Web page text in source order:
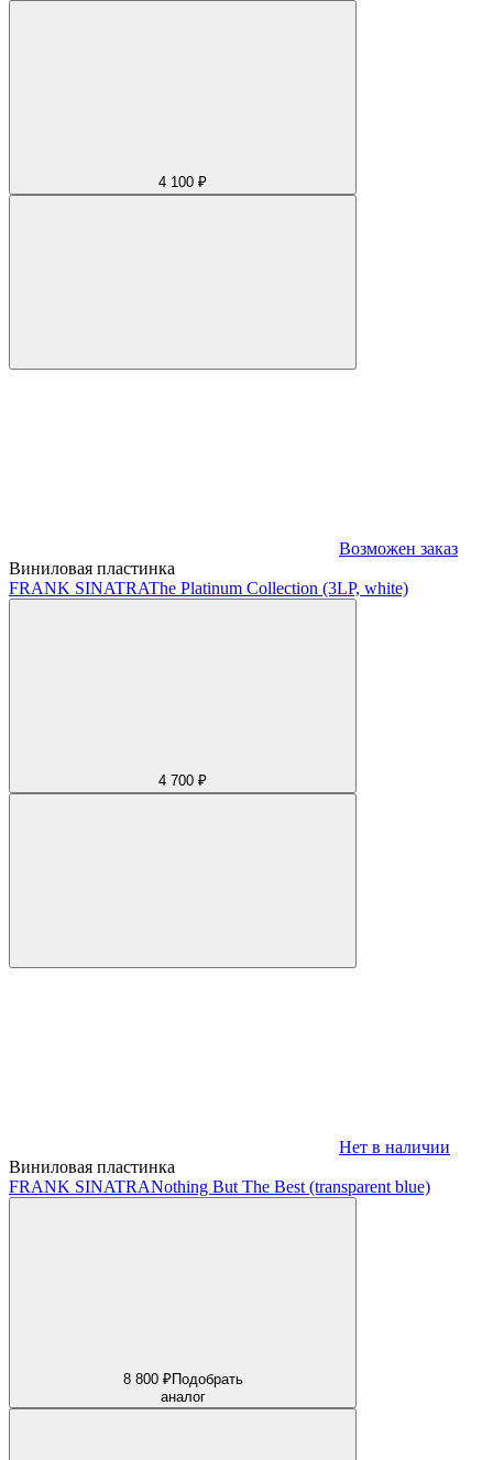
4 100 ₽
Возможен заказ
Виниловая пластинка
FRANK SINATRAThe Platinum Collection (3LP, white)
4 700 ₽
Нет в наличии
Виниловая пластинка
FRANK SINATRANothing But The Best (transparent blue)
8 800 ₽Подобрать
аналог